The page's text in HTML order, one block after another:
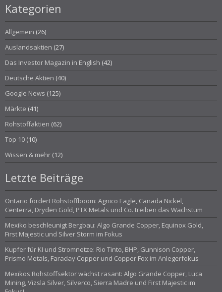
Kategorien
Allgemein (26)
Auslandsaktien (27)
Das Investor Magazin in English (42)
Deutsche Aktien (40)
Google News (125)
Märkte (41)
Rohstoffaktien (62)
Top 10 (10)
Wissen & mehr (12)
Letzte Beiträge
Ontario fördert Rohstoffboom: Agnico Eagle, Canada Nickel,
Centerra, Dryden Gold, PTX Metals und Co. treiben das Wachstum
Mexiko beschleunigt Bergbau: Algo Grande Copper, Equinox Gold,
First Majestic und Silver Storm im Fokus
Kupfer für KI und Stromnetze: Rio Tinto, BHP, Gunnison Copper,
Prismo Metals, Faraday Copper und Copper Fox im Anlegerfokus
Mexikos Rohstoffsektor wächst rasant: Algo Grande Copper, Luca
Mining, Vizsla Silver, Silverco, Sierra Madre und First Majestic im